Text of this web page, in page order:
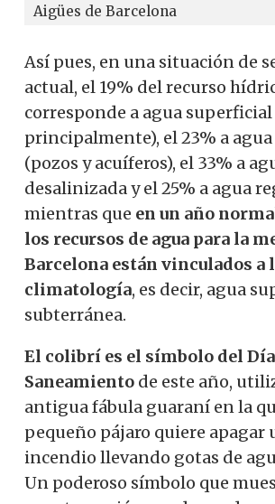
Aigües de Barcelona
Así pues, en una situación de
actual, el 19% del recurso
corresponde a agua superficial
principalmente), el 23% a
(pozos y acuíferos), el 33% a
desalinizada y el 25% a agua
mientras que en un año
los recursos de agua para la
Barcelona están vinculados a
climatología, es decir, agua
subterránea.
El colibrí es el símbolo del
Saneamiento de este año,
antigua fábula guaraní en la
pequeño pájaro quiere apagar
incendio llevando gotas de
Un poderoso símbolo que